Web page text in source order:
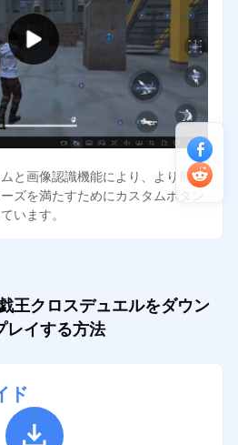
と画像認識機能により、より簡潔
ズを満たすためにカスタムボタン
います。
王クロスデュエルをダウン
レイする方法
ド